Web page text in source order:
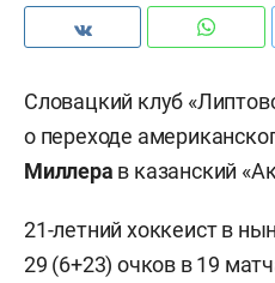
Словацкий клуб
о переходе
Миллера в казанский
21-летний хоккеист в
29 (6+23) очков в 19